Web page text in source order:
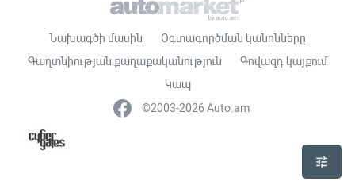

Նախագծի մասին
Օգտագործման կանոնները
Գաղտնիության քաղաքականություն
Գովազդ կայքում
Կապ
©2003-2026 Auto.am